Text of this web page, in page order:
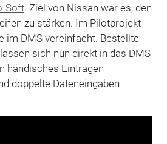
Soft. Ziel von Nissan war es, den
zu stärken. Im Pilotprojekt
im DMS vereinfacht. Bestellte
sich nun direkt in das DMS
händisches Eintragen
doppelte Dateneingaben